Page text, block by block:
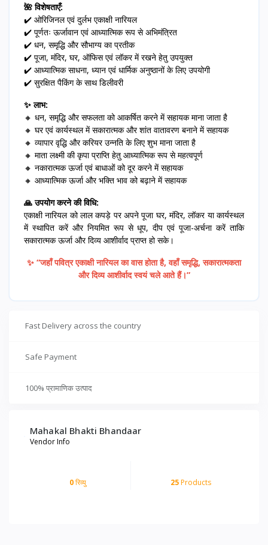
🌺 विशेषताएँ:
✔️ ओरिजिनल एवं दुर्लभ एकाक्षी नारियल
✔️ पूर्णतः ऊर्जावान एवं आध्यात्मिक रूप से अभिमंत्रित
✔️ धन, समृद्धि और सौभाग्य का प्रतीक
✔️ पूजा, मंदिर, घर, ऑफिस एवं लॉकर में रखने हेतु उपयुक्त
✔️ आध्यात्मिक साधना, ध्यान एवं धार्मिक अनुष्ठानों के लिए उपयोगी
✔️ सुरक्षित पैकिंग के साथ डिलीवरी
✨ लाभ:
🔸 धन, समृद्धि और सफलता को आकर्षित करने में सहायक माना जाता है
🔸 घर एवं कार्यस्थल में सकारात्मक और शांत वातावरण बनाने में सहायक
🔸 व्यापार वृद्धि और करियर उन्नति के लिए शुभ माना जाता है
🔸 माता लक्ष्मी की कृपा प्राप्ति हेतु आध्यात्मिक रूप से महत्वपूर्ण
🔸 नकारात्मक ऊर्जा एवं बाधाओं को दूर करने में सहायक
🔸 आध्यात्मिक ऊर्जा और भक्ति भाव को बढ़ाने में सहायक
🙏 उपयोग करने की विधि:
एकाक्षी नारियल को लाल कपड़े पर अपने पूजा घर, मंदिर, लॉकर या कार्यस्थल
में स्थापित करें और नियमित रूप से धूप, दीप एवं पूजा-अर्चना करें ताकि
सकारात्मक ऊर्जा और दिव्य आशीर्वाद प्राप्त हो सके।
✨ “जहाँ पवित्र एकाक्षी नारियल का वास होता है, वहाँ समृद्धि, सकारात्मकता
और दिव्य आशीर्वाद स्वयं चले आते हैं।”
Fast Delivery across the country
Safe Payment
100% प्रामाणिक उत्पाद
Mahakal Bhakti Bhandaar
Vendor Info
0रिव्यु 25Products